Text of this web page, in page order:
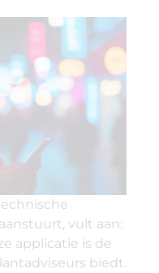
vult aan:
applicatie is de
biedt.